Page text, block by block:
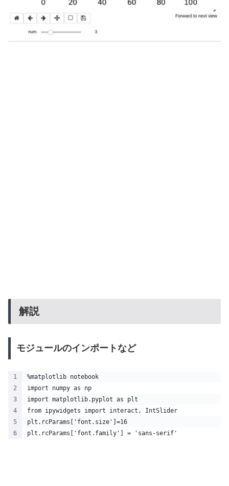
解説
モジュールのインポートなど
%matplotlib notebook
import numpy as np
import matplotlib.pyplot as plt
from ipywidgets import interact, IntSlider
plt.rcParams['font.size']=16
plt.rcParams['font.family'] = 'sans-serif'